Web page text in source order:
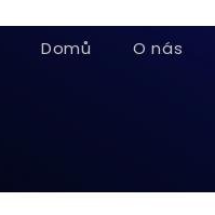
Domů O nás